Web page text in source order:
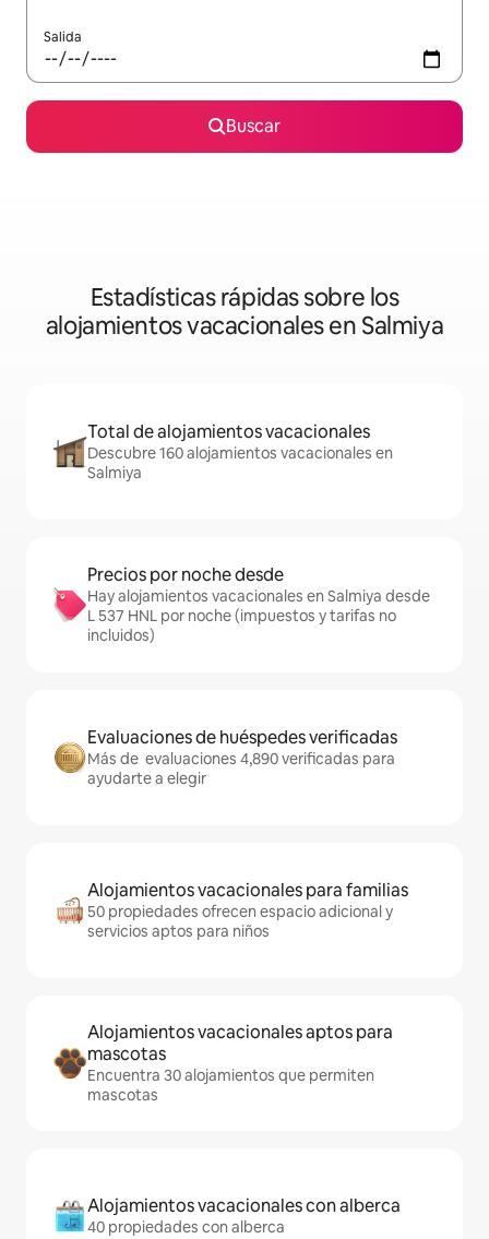
Salida
Buscar
Estadísticas rápidas sobre los
alojamientos vacacionales en Salmiya
Total de alojamientos vacacionales
Descubre 160 alojamientos vacacionales en
Salmiya
Precios por noche desde
Hay alojamientos vacacionales en Salmiya desde
L 537 HNL por noche (impuestos y tarifas no
incluidos)
Evaluaciones de huéspedes verificadas
Más de evaluaciones 4,890 verificadas para
ayudarte a elegir
Alojamientos vacacionales para familias
50 propiedades ofrecen espacio adicional y
servicios aptos para niños
Alojamientos vacacionales aptos para
mascotas
Encuentra 30 alojamientos que permiten
mascotas
Alojamientos vacacionales con alberca
40 propiedades con alberca